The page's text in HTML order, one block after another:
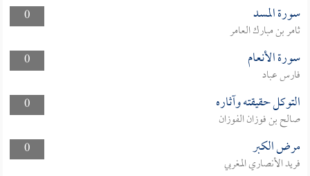
0 سورة المسد
ثامر بن مبارك العامر
0
سورة الأنعام
فارس عباد
0
التوكل حقيقته وآثاره
صالح بن فوزان الفوزان
0
مرض الكبر
فريد الأنصاري المغربي